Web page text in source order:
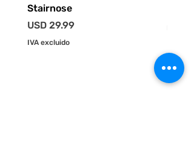
Stairnose
Precio
USD 29.99
IVA excluido